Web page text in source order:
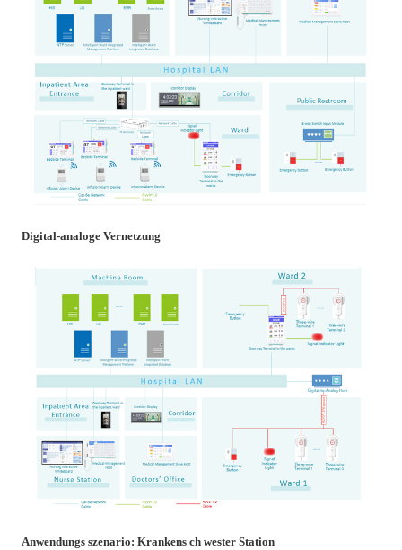
Digital-analoge Vernetzung
Anwendungs szenario: Krankens ch wester Station